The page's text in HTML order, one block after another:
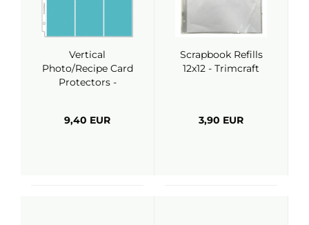
Vertical
Photo/Recipe Card
Protectors -
9,40 EUR
Scrapbook Refills
12x12 - Trimcraft
3,90 EUR